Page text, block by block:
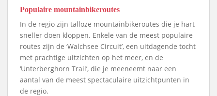
Populaire mountainbikeroutes
In de regio zijn talloze mountainbikeroutes die je hart
sneller doen kloppen. Enkele van de meest populaire
routes zijn de ‘Walchsee Circuit’, een uitdagende tocht
met prachtige uitzichten op het meer, en de
‘Unterberghorn Trail’, die je meeneemt naar een
aantal van de meest spectaculaire uitzichtpunten in
de regio.